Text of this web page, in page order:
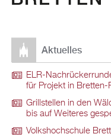
Aktuelles
ELR-
für Projekt in Bretten-
Grillstellen in den
bis auf Weiteres
Volkshochschule